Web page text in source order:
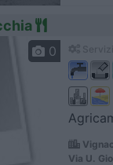
0
Via U.